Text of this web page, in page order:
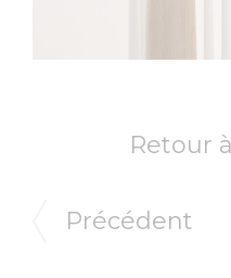
Précédent
Retour